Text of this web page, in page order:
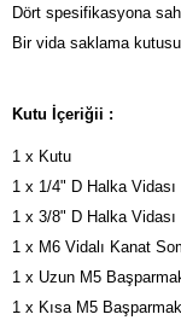
Dört spesifikasyona
Bir vida saklama kutusu
Kutu İçeriğii :
1 x Kutu
1 x 1/4" D Halka Vidası
1 x 3/8" D Halka Vidası
1 x M6 Vidalı Kanat
1 x Uzun M5
1 x Kısa M5